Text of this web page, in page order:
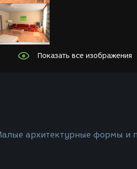
Показать все изображения
архитектурные формы и